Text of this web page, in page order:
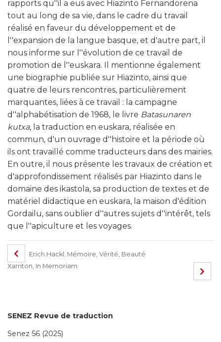
SENEZ Revue de traduction
Senez 56 (2025)
rapports qu''il a eus avec Hiazinto Fernandorena
tout au long de sa vie, dans le cadre du travail
réalisé en faveur du développement et de
l''expansion de la langue basque, et d'autre part, il
nous informe sur l''évolution de ce travail de
promotion de l''euskara. Il mentionne également
une biographie publiée sur Hiazinto, ainsi que
quatre de leurs rencontres, particulièrement
marquantes, liées à ce travail : la campagne
d''alphabétisation de 1968, le livre Batasunaren
kutxa, la traduction en euskara, réalisée en
commun, d'un ouvrage d''histoire et la période où
ils ont travaillé comme traducteurs dans des mairies.
En outre, il nous présente les travaux de création et
d'approfondissement réalisés par Hiazinto dans le
domaine des ikastola, sa production de textes et de
matériel didactique en euskara, la maison d'édition
Gordailu, sans oublier d''autres sujets d''intérêt, tels
que l''apiculture et les voyages.
Erich Hackl: Mémoire, Vérité, Beauté
Xarriton, In Memoriam